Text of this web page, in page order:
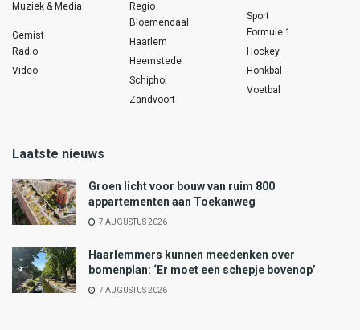
Muziek & Media
Gemist
Radio
Video
Regio
Bloemendaal
Haarlem
Heemstede
Schiphol
Zandvoort
Sport
Formule 1
Hockey
Honkbal
Voetbal
Laatste nieuws
Groen licht voor bouw van ruim 800
appartementen aan Toekanweg
7 AUGUSTUS 2026
Haarlemmers kunnen meedenken over
bomenplan: ‘Er moet een schepje bovenop’
7 AUGUSTUS 2026